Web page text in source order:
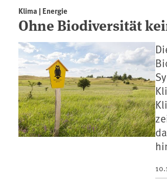
Klima | Energie
Ohne Biodiversität